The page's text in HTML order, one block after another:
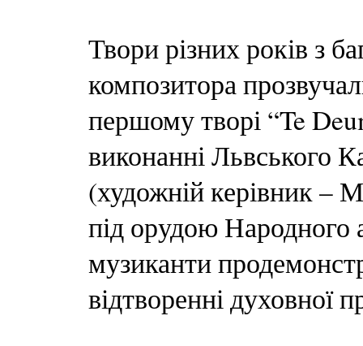
Твори різних років з
композитора
першому творі “Te
виконанні Львського
(художній керівник –
під орудою Народного
музиканти
відтворенні духовної